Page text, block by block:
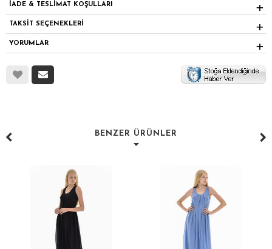
İADE & TESLİMAT KOŞULLARI
TAKSİT SEÇENEKLERİ
YORUMLAR
BENZER ÜRÜNLER